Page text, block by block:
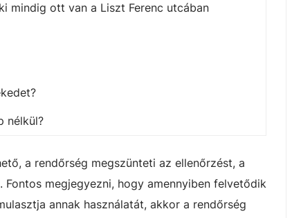
mindig ott van a Liszt Ferenc utcában
nélkül?
a rendőrség megszünteti az ellenőrzést, a
megjegyezni, hogy amennyiben felvetődik
annak használatát, akkor a rendőrség